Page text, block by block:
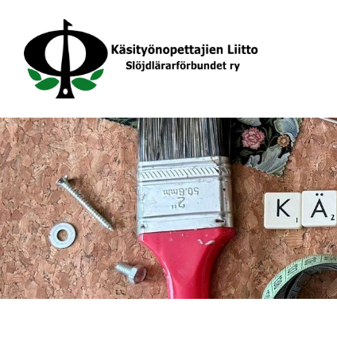
sivun
sisältöön
Käsityönopettajien Liitto